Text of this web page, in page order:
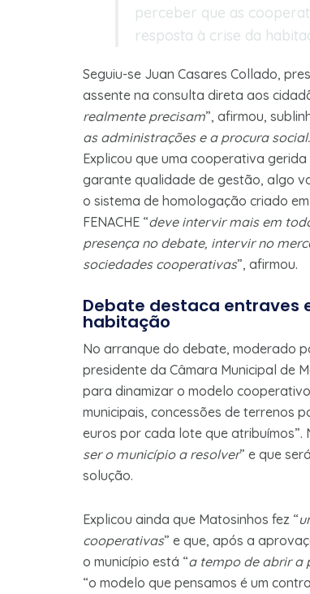
perceber que as
resposta à crise da
Seguiu-se Juan Casares Collado,
assente na consulta direta aos
realmente precisam”, afirmou,
as administrações e a procura
Explicou que uma cooperativa
garante qualidade de gestão, algo
o sistema de homologação criado
FENACHE “deve intervir mais em
presença no debate, intervir no
sociedades cooperativas”, afirmou.
Debate destaca entraves
habitação
No arranque do debate, moderado
presidente da Câmara Municipal de
para dinamizar o modelo
municipais, concessões de terrenos
euros por cada lote que atribuímos”.
ser o município a resolver” e que
solução.
Explicou ainda que Matosinhos fez “
cooperativas” e que, após a
o município está “a tempo de abrir a
“o modelo que pensamos é um